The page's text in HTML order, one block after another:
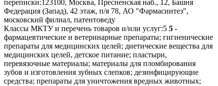
переписки:123100, Москва, Пресненская наб., 12, Башня
Федерация (Запад), 42 этаж, п/я 78, АО "Фармасинтез",
московский филиал, патентоведу
Классы МКТУ и перечень товаров и/или услуг:5 5 -
фармацевтические и ветеринарные препараты; гигиенические
препараты для медицинских целей; диетические вещества для
медицинских целей, детское питание; пластыри,
перевязочные материалы; материалы для пломбирования
зубов и изготовления зубных слепков; дезинфицирующие
средства; препараты для уничтожения вредных животных;